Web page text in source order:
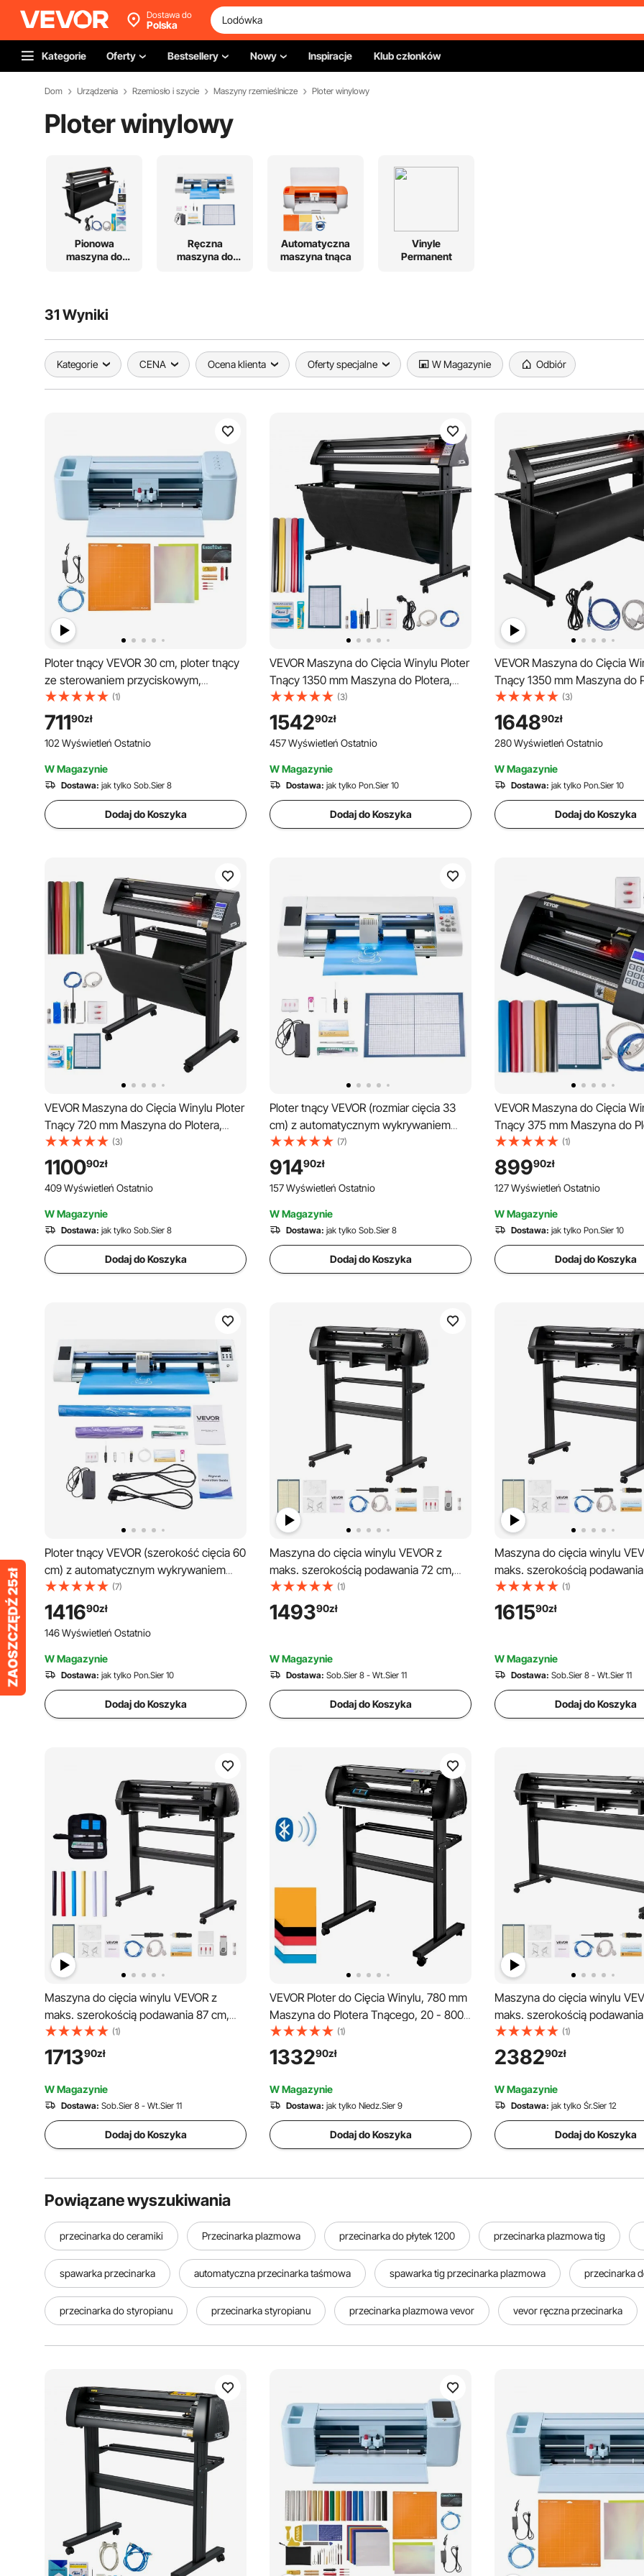
Dostawa do
Polska
Kategorie Oferty Bestsellery Nowy Inspiracje Klub członków
Dom Urządzenia Rzemiosło i szycie Maszyny rzemieślnicze Ploter winylowy
Ploter winylowy
Pionowa
maszyna do
Ręczna
maszyna do
Automatyczna
maszyna tnąca
Vinyle
Permanent
31 Wyniki
Kategorie CENA Ocena klienta Oferty specjalne W Magazynie Odbiór
Ploter tnący VEVOR 30 cm, ploter tnący
ze sterowaniem przyciskowym,
kompatybilny z systemami
Mac/Windows/Android/iOS, ploter tnący
do rękodzieła, kartek i dekoracji wnętrz
(1)
71190zł
102 Wyświetleń Ostatnio
W Magazynie
Dostawa: jak tylko Sob.Sier 8
Dodaj do Koszyka
VEVOR Maszyna do Cięcia Winylu Ploter
Tnący 1350 mm Maszyna do Plotera,
Prędkość 800 mm/s Profesjonalna
Drukarka Ploterów Oprogramowanie z
Stojak Podłogowy Signmaster do
Wycinania Ploterów Winylowych
(3)
154290zł
457 Wyświetleń Ostatnio
W Magazynie
Dostawa: jak tylko Pon.Sier 10
Dodaj do Koszyka
VEVOR Maszyna do Cięcia
Tnący 1350 mm Maszyna do
Oko Optyczne do Prowadzenia
Laserowego Profesjonalna
Ploterów z Oprogramowanie
Wycinania Ploterów
(3)
164890zł
280 Wyświetleń Ostatnio
W Magazynie
Dostawa: jak tylko Pon.Sier 10
Dodaj do Koszyka
VEVOR Maszyna do Cięcia Winylu Ploter
Tnący 720 mm Maszyna do Plotera,
Prędkość 800 mm/s Profesjonalna
Drukarka Ploterów Oprogramowanie z
Stojak Podłogowy Signmaster do
Wycinania Ploterów Winylowych
(3)
110090zł
409 Wyświetleń Ostatnio
W Magazynie
Dostawa: jak tylko Sob.Sier 8
Dodaj do Koszyka
Ploter tnący VEVOR (rozmiar cięcia 33
cm) z automatycznym wykrywaniem
krawędzi, oprogramowaniem do
projektowania i materiałami,
kompatybilny z formatami SVG/EPS/PLT,
do personalizowanych kartek i naklejek
(7)
91490zł
157 Wyświetleń Ostatnio
W Magazynie
Dostawa: jak tylko Sob.Sier 8
Dodaj do Koszyka
VEVOR Maszyna do Cięcia
Tnący 375 mm Maszyna do
Optyczne do Prowadzenia
Profesjonalna Drukarka
Oprogramowanie Signmaster
Wycinania Ploterów
(1)
89990zł
127 Wyświetleń Ostatnio
W Magazynie
Dostawa: jak tylko Pon.Sier 10
Dodaj do Koszyka
Ploter tnący VEVOR (szerokość cięcia 60
cm) z automatycznym wykrywaniem
krawędzi i oprogramowaniem do
projektowania oraz 2 typami ostrzy i
materiałami, kompatybilny z formatami
SVG/EPS/PLT, do niestandardowych
projektów DIY
(7)
141690zł
146 Wyświetleń Ostatnio
W Magazynie
Dostawa: jak tylko Pon.Sier 10
Dodaj do Koszyka
Maszyna do cięcia winylu VEVOR z
maks. szerokością podawania 72 cm,
podwójnymi ostrzami i wyświetlaczem
LED, regulowany zestaw plotera
tnącego do winylu z oprogramowaniem
Windows i macOS
(1)
149390zł
W Magazynie
Dostawa: Sob.Sier 8 - Wt.Sier 11
Dodaj do Koszyka
Maszyna do cięcia winylu
maks. szerokością
podwójnymi ostrzami i
LED, zestaw ploterów tnących
z oprogramowaniem
macOS
(1)
161590zł
W Magazynie
Dostawa: Sob.Sier 8 - Wt.Sier 11
Dodaj do Koszyka
Maszyna do cięcia winylu VEVOR z
maks. szerokością podawania 87 cm,
podwójnymi ostrzami i wyświetlaczem
LED, regulowanym ploterem tnącym do
winylu z arkuszami naklejek i foliami
transferowymi oraz oprogramowaniem
Signmaster
(1)
171390zł
W Magazynie
Dostawa: Sob.Sier 8 - Wt.Sier 11
Dodaj do Koszyka
VEVOR Ploter do Cięcia Winylu, 780 mm
Maszyna do Plotera Tnącego, 20 - 800
mm/sek Ploter Tnący Winyl, 3 Ostrza
Ploter Tnący, Maszyna do Plotera z
SignMaster, Folia Ploter Cutter na Znaki
Dekoracje
(1)
133290zł
W Magazynie
Dostawa: jak tylko Niedz.Sier 9
Dodaj do Koszyka
Maszyna do cięcia winylu
maks. szerokością
podwójnymi ostrzami i
LED; zestaw ploterów z
oprogramowaniem Signmaster,
kompatybilny z systemami
macOS
(1)
238290zł
W Magazynie
Dostawa: jak tylko Śr.Sier 12
Dodaj do Koszyka
Powiązane wyszukiwania
przecinarka do ceramiki Przecinarka plazmowa przecinarka do płytek 1200 przecinarka plazmowa tig
spawarka przecinarka automatyczna przecinarka taśmowa spawarka tig przecinarka plazmowa przecinarka
przecinarka do styropianu przecinarka styropianu przecinarka plazmowa vevor vevor ręczna przecinarka